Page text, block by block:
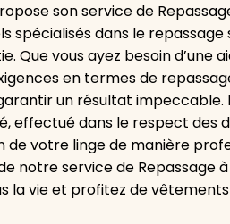
son service de
spécialisés dans le
Que vous ayez besoin d’une
en termes de
un résultat
effectué dans le respect des
votre linge de manière
notre service de Repassage
la vie et profitez de